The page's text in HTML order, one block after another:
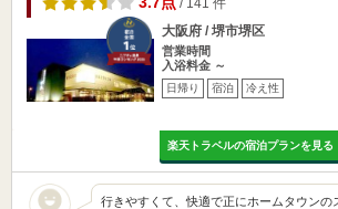
大阪府 / 堺市堺区
営業時間
入浴料金 ～
日帰り 宿泊 冷え性
楽天トラベルの宿泊プランを見る
行きやすくて、快適で正にホームタウンの